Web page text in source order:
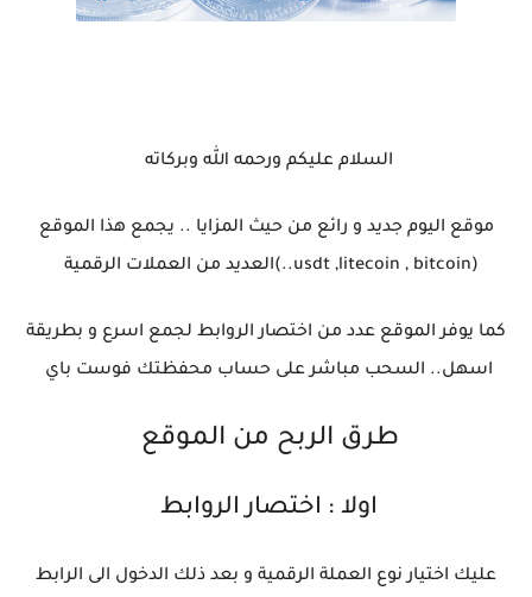
السلام عليكم ورحمه الله وبركاته
موقع اليوم جديد و رائع من حيث المزايا .. يجمع هذا الموقع
(usdt ,litecoin , bitcoin..)العديد من العملات الرقمية
كما يوفر الموقع عدد من اختصار الروابط لجمع اسرع و بطريقة
اسهل.. السحب مباشر على حساب محفظتك فوست باي
طرق الربح من الموقع
اولا : اختصار الروابط
عليك اختيار نوع العملة الرقمية و بعد ذلك الدخول الى الرابط